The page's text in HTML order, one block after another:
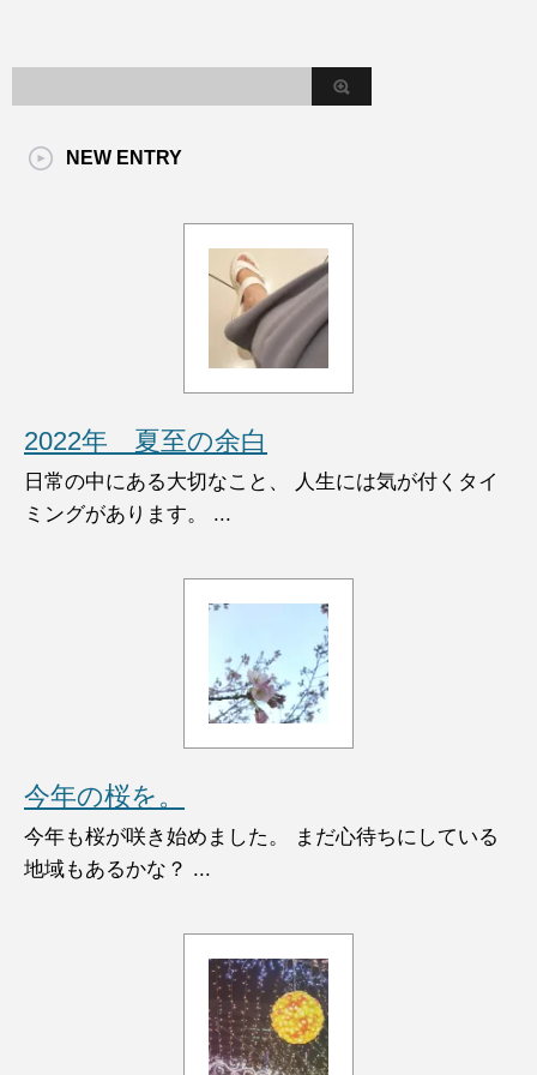
NEW ENTRY
2022年 夏至の余白
日常の中にある大切なこと、 人生には気が付くタイ
ミングがあります。 ...
今年の桜を。
今年も桜が咲き始めました。 まだ心待ちにしている
地域もあるかな？ ...